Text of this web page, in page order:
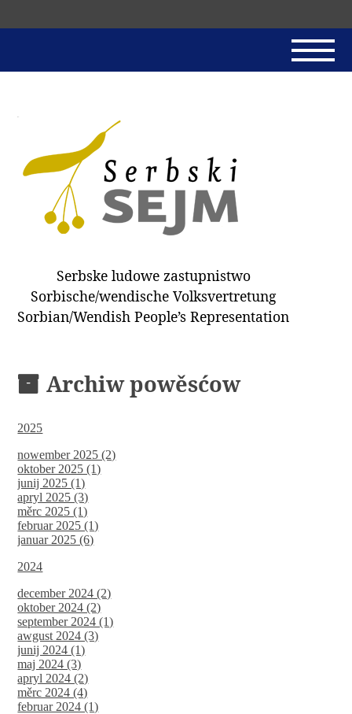
SERBSKI SEJM
JADNAŃSKI PÓRĚD
PROTOKOLE / HOBZAMKŃEŃA
DARY
WÓTPÓSŁAŃCY
HUBĚRKI
Serbske ludowe zastupnistwo
Sorbische/wendische Volksvertretung
Sorbian/Wendish People’s Representation
Archiw powěsćow
2025
nowember 2025 (2)
oktober 2025 (1)
junij 2025 (1)
apryl 2025 (3)
měrc 2025 (1)
februar 2025 (1)
januar 2025 (6)
2024
december 2024 (2)
oktober 2024 (2)
september 2024 (1)
awgust 2024 (3)
junij 2024 (1)
maj 2024 (3)
apryl 2024 (2)
měrc 2024 (4)
februar 2024 (1)